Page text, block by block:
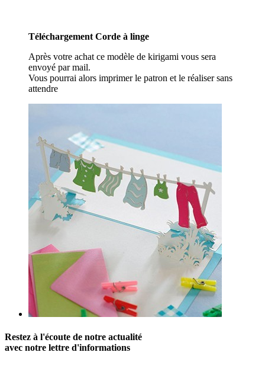
Téléchargement Corde à linge
Après votre achat ce modèle de kirigami vous sera
envoyé par mail.
Vous pourrai alors imprimer le patron et le réaliser sans
attendre
Restez à l'écoute de notre actualité
avec notre lettre d'informations